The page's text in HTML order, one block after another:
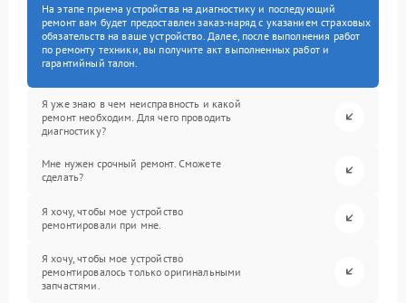
На этапе приема устройства на диагностику и последующий
ремонт вам будет предоставлен заказ-наряд с указанием страховых
обязательств на ваше устройство. Далее, после выполнения работ
по ремонту техники, вы получите акт выполненных работ и
гарантийный талон.
Я уже знаю в чем неисправность и какой
ремонт необходим. Для чего проводить
диагностику?
Мне нужен срочный ремонт. Сможете
сделать?
Я хочу, чтобы мое устройство
ремонтировали при мне.
Я хочу, чтобы мое устройство
ремонтировалось только оригинальными
запчастями.